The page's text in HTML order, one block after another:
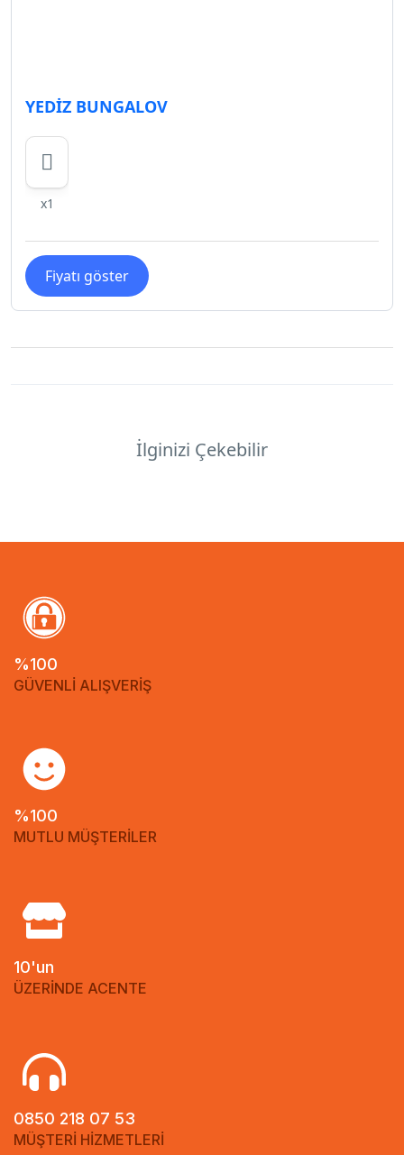
YEDİZ BUNGALOV
x1
Fiyatı göster
İlginizi Çekebilir
%100
GÜVENLİ ALIŞVERİŞ
%100
MUTLU MÜŞTERİLER
10'un
ÜZERİNDE ACENTE
0850 218 07 53
MÜŞTERİ HİZMETLERİ